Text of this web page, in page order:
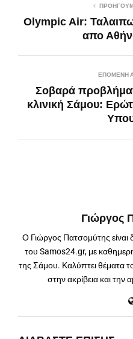
Olympic Air:
απο
ΕΠΌΜΕΝΗ
Σοβαρά
κλινική Σάμου:
Γιώργος
Ο Γιώργος Πατσομύτης είναι
του Samos24.gr, με
της Σάμου. Καλύπτει θέματα
στην ακρίβεια και την